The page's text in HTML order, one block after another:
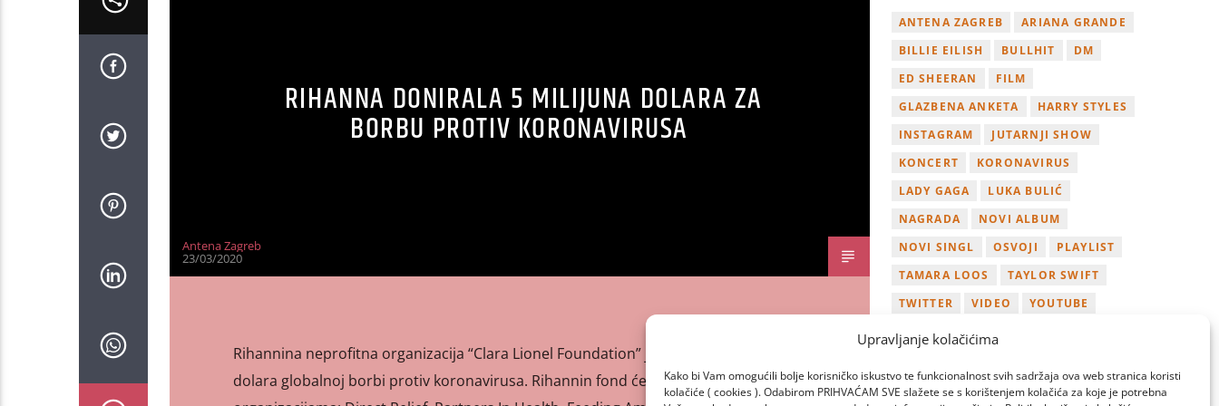
Upravljanje kolačićima
Kako bi Vam omogućili bolje korisničko iskustvo te funkcionalnost svih sadržaja ova web stranica koristi
kolačiće ( cookies ). Odabirom PRIHVAĆAM SVE slažete se s korištenjem kolačića za koje je potrebna
RIHANNA DONIRALA 5 MILIJUNA DOLARA ZA
BORBU PROTIV KORONAVIRUSA
Antena Zagreb
23/03/2020
Rihannina neprofitna organizacija “Clara Lionel Foundation” je donirala 5 milijuna
dolara globalnoj borbi protiv koronavirusa. Rihannin fond će surađivati sa sljedećim
ANTENA ZAGREB
ARIANA GRANDE
BILLIE EILISH
BULLHIT
DM
ED SHEERAN
FILM
GLAZBENA ANKETA
HARRY STYLES
INSTAGRAM
JUTARNJI SHOW
KONCERT
KORONAVIRUS
LADY GAGA
LUKA BULIĆ
NAGRADA
NOVI ALBUM
NOVI SINGL
OSVOJI
PLAYLIST
TAMARA LOOS
TAYLOR SWIFT
TWITTER
VIDEO
YOUTUBE
ZAGREB